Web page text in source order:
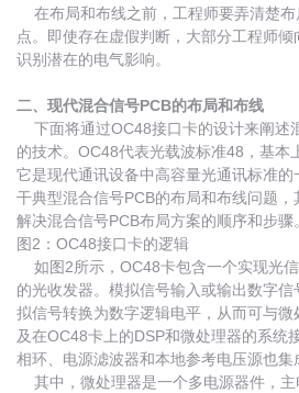
在布局和布线之前，工程师要弄清楚布
点。即使存在虚假判断，大部分工程师
识别潜在的电气影响。
二、现代混合信号PCB的布局和布线
下面将通过OC48接口卡的设计来阐述
的技术。OC48代表光载波标准48，基本
它是现代通讯设备中高容量光通讯标准
干典型混合信号PCB的布局和布线问题
解决混合信号PCB布局方案的顺序和步骤。
图2：OC48接口卡的逻辑
如图2所示，OC48卡包含一个实现光
的光收发器。模拟信号输入或输出数字
拟信号转换为数字逻辑电平，从而可与微
及在OC48卡上的DSP和微处理器的系统
相环、电源滤波器和本地参考电压源也集
其中，微处理器是一个多电源器件，